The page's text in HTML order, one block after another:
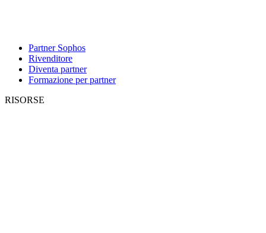
Partner Sophos
Rivenditore
Diventa partner
Formazione per partner
RISORSE